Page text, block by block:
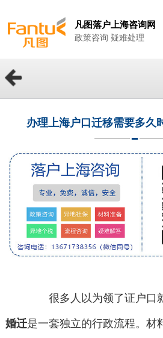
凡图落户上海咨询网
政策咨询 疑难处理
办理上海户口迁移需要多久
很多人以为领了证户口
婚迁是一套独立的行政流程。材